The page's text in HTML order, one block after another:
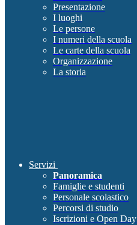
Presentazione
I luoghi
Le persone
I numeri della scuola
Le carte della scuola
Organizzazione
La storia
Servizi
Panoramica
Famiglie e studenti
Personale scolastico
Percorsi di studio
Iscrizioni e Open Day